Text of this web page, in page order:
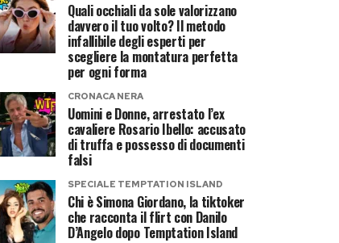
Quali occhiali da sole valorizzano
davvero il tuo volto? Il metodo
infallibile degli esperti per
scegliere la montatura perfetta
per ogni forma
CRONACA NERA
Uomini e Donne, arrestato l’ex
cavaliere Rosario Ibello: accusato
di truffa e possesso di documenti
falsi
SPECIALE TEMPTATION ISLAND
Chi è Simona Giordano, la tiktoker
che racconta il flirt con Danilo
D’Angelo dopo Temptation Island